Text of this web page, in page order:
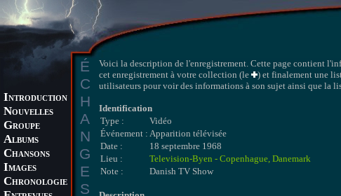
INTRODUCTION
NOUVELLES
GROUPE
ALBUMS
CHANSONS
IMAGES
CHRONOLOGIE
É
C
H
A
N
G
E
S
Voici la description de l'enregistrement. Cette page contient
cet enregistrement à votre collection (le
) et finalement une
utilisateurs pour voir des informations à son sujet ainsi que la
Identification
Type :
Vidéo
Événement : Apparition télévisée
Date :
18 septembre 1968
Lieu :
Television-Byen - Copenhague, Danemark
Note :
Danish TV Show